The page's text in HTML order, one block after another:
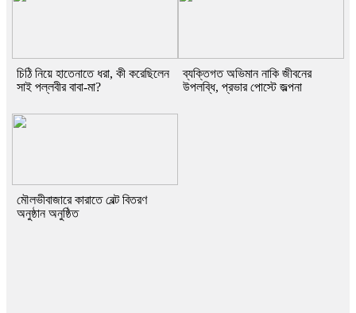
চিঠি নিয়ে হাতেনাতে ধরা, কী করেছিলেন
সাই পল্লবীর বাবা-মা?
ব্যক্তিগত অভিমান নাকি জীবনের
উপলব্ধি, প্রভার পোস্টে জল্পনা
মৌলভীবাজারে কারাতে বেল্ট বিতরণ
অনুষ্ঠান অনুষ্ঠিত